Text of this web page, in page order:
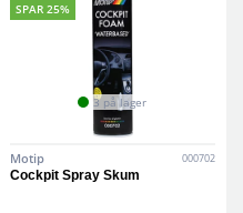
SPAR 25%
3 på lager
Motip 000702
Cockpit Spray Skum